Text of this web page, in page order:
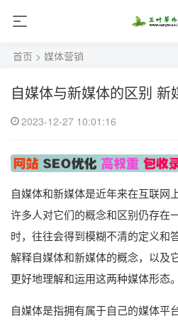
首页 > 媒体营销
自媒体与新媒体的区别 新
2023-12-27 10:01:16
自媒体和新媒体是近年来在互联网
许多人对它们的概念和区别仍存在
时，往往会得到模糊不清的定义和
解释自媒体和新媒体的概念，以及
更好地理解和运用这两种媒体形态。
自媒体是指拥有属于自己的媒体平